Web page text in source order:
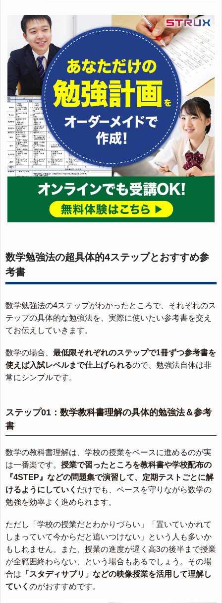
数学勉強法の超具体的4ステップとおすすめ参
考書
数学勉強法の4ステップがわかったところで、それぞれのス
テップの具体的な勉強法を、実際に使いたい参考書を交え
てお伝えしていきます。
数学の場合、 最低限それぞれのステップで1冊ずつ参考書を
使えば入試レベルまで仕上げられるので、勉強法自体は非
常にシンプルです。
ステップ01：数学教科書理解の具体的勉強法＆参考
書
数学の教科書理解は、学校の授業をベースに進めるのが実
は一番楽です。 授業で習ったところを教科書や学校配布の
『4STEP』などの問題集で演習して、定期テストごとに解
けるようにしていく だけでも、ペースを守りながら数学の
勉強を効率よく進められます。
ただし「学校の授業だとわかりづらい」「置いていかれて
しまっていて今からだと追いつけない」という人も多いか
もしれません。また、授業の進度が遅く高3の後半まで授業
が全範囲終わらない、という場合もあるでしょう。その場
合は 「スタディサプリ」などの映像授業を活用して理解し
ていく のがおすすめです。